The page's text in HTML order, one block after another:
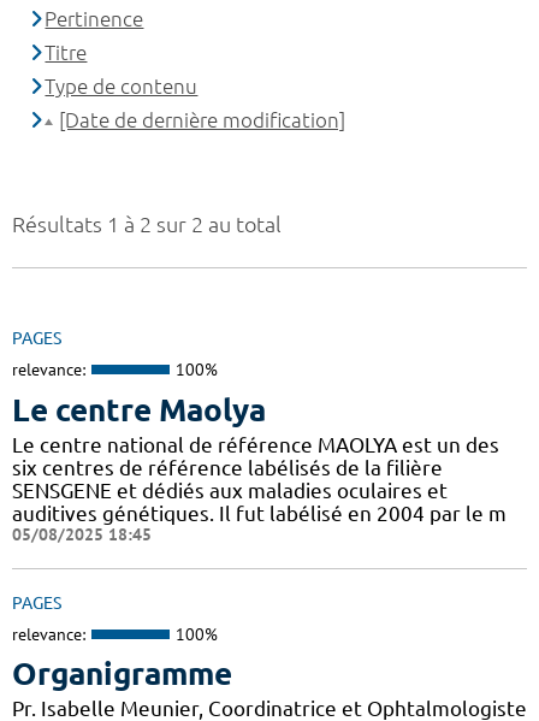
Résultats 1 à 2 sur 2 au total
PAGES
relevance: 100%
Le centre Maolya
Le centre national de référence MAOLYA est un des
six centres de référence labélisés de la filière
SENSGENE et dédiés aux maladies oculaires et
auditives génétiques. Il fut labélisé en 2004 par le m
05/08/2025 18:45
PAGES
relevance: 100%
Organigramme
Pr. Isabelle Meunier, Coordinatrice et Ophtalmologiste
Pertinence
Titre
Type de contenu
[Date de dernière modification]